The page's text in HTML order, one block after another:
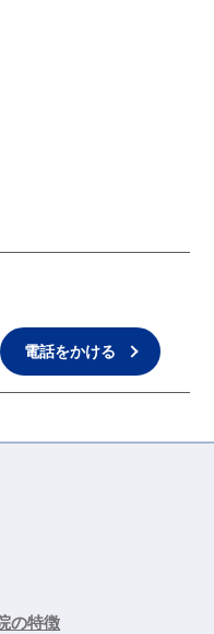
電話をかける
の特徴